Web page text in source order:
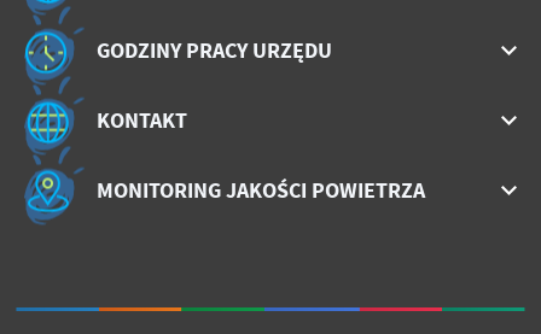
GODZINY PRACY URZĘDU
KONTAKT
MONITORING JAKOŚCI POWIETRZA